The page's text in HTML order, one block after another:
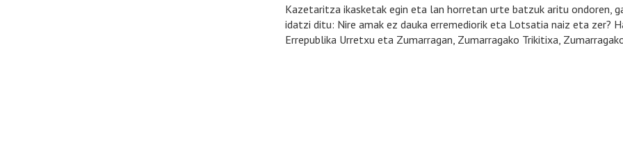
Kazetaritza ikasketak egin eta lan horretan urte batzuk aritu ondoren,
idatzi ditu: Nire amak ez dauka erremediorik eta Lotsatia naiz eta zer?
Errepublika Urretxu eta Zumarragan, Zumarragako Trikitixa,